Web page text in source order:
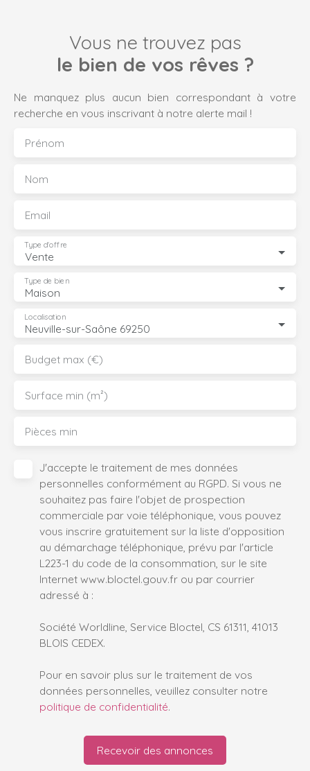
Vous ne trouvez pas
le bien de vos rêves ?
Ne manquez plus aucun bien correspondant à votre
recherche en vous inscrivant à notre alerte mail !
Prénom
Nom
Email
Vente
Type d'offre
Maison
Type de bien
Neuville-sur-Saône 69250
Localisation
Budget max (€)
Surface min (m²)
Pièces min
J'accepte le traitement de mes données
personnelles conformément au RGPD. Si vous ne
souhaitez pas faire l'objet de prospection
commerciale par voie téléphonique, vous pouvez
vous inscrire gratuitement sur la liste d'opposition
au démarchage téléphonique, prévu par l'article
L223-1 du code de la consommation, sur le site
Internet www.bloctel.gouv.fr ou par courrier
adressé à :
Société Worldline, Service Bloctel, CS 61311, 41013
BLOIS CEDEX.
Pour en savoir plus sur le traitement de vos
données personnelles, veuillez consulter notre
politique de confidentialité.
Recevoir des annonces